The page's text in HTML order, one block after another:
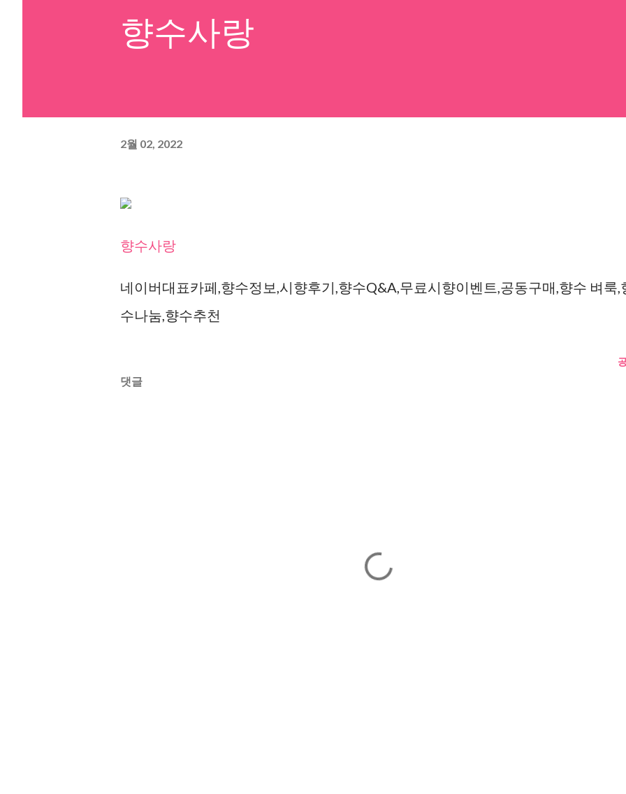
향수사랑
2월 02, 2022
향수사랑
네이버대표카페,향수정보,시향후기,향수Q&A,무료시향이벤트,공동구매,향수 벼룩,
수나눔,향수추천
댓글